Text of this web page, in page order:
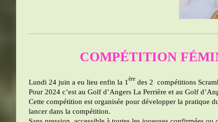
COMPÉTITION
Lundi 24 juin a eu lieu enfin la 1 èredes 2 compétitions
Pour 2024 c’est au Golf d’Angers La Perrière et au Golf
Cette compétition est organisée pour développer la pratique
lancer dans la compétition.